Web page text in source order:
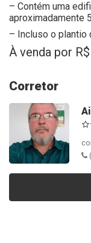
– Contém uma
aproximadamente
– Incluso o plantio
À venda por
Corretor